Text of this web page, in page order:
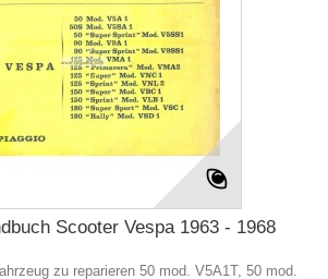
Scooter Vespa 1963 - 1968
zu reparieren 50 mod. V5A1T, 50 mod.